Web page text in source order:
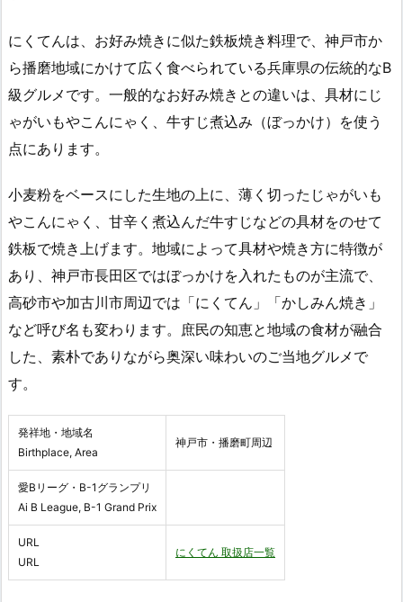
にくてんは、お好み焼きに似た鉄板焼き料理で、神戸市か
ら播磨地域にかけて広く食べられている兵庫県の伝統的なB
級グルメです。一般的なお好み焼きとの違いは、具材にじ
ゃがいもやこんにゃく、牛すじ煮込み（ぼっかけ）を使う
点にあります。
小麦粉をベースにした生地の上に、薄く切ったじゃがいも
やこんにゃく、甘辛く煮込んだ牛すじなどの具材をのせて
鉄板で焼き上げます。地域によって具材や焼き方に特徴が
あり、神戸市長田区ではぼっかけを入れたものが主流で、
高砂市や加古川市周辺では「にくてん」「かしみん焼き」
など呼び名も変わります。庶民の知恵と地域の食材が融合
した、素朴でありながら奥深い味わいのご当地グルメで
す。
発祥地・地域名
Birthplace, Area
神戸市・播磨町周辺
愛Bリーグ・B-1グランプリ
Ai B League, B-1 Grand Prix
URL
URL
にくてん 取扱店一覧